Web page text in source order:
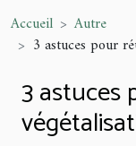
Accueil
Autre
3 astuces pour
3 astuces